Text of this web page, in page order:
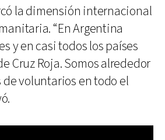
la dimensión internacional
“En Argentina
y en casi todos los países
Cruz Roja. Somos alrededor
voluntarios en todo el